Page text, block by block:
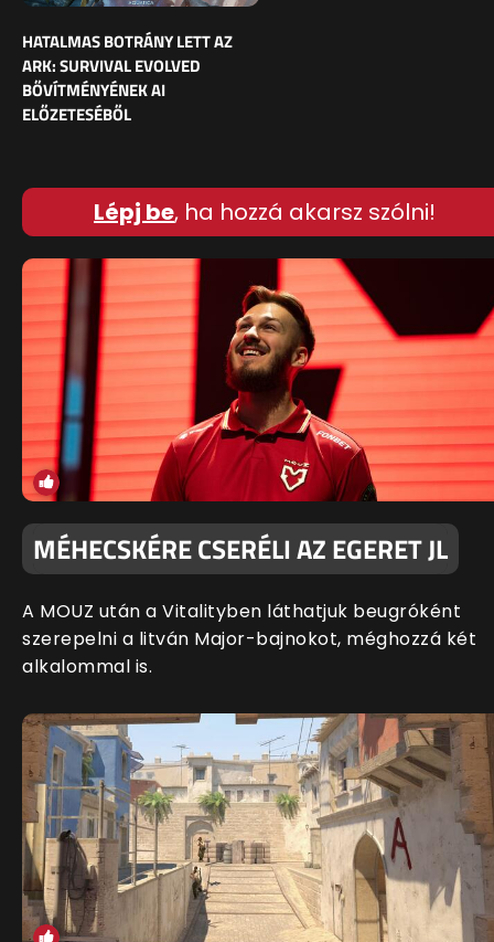
HATALMAS BOTRÁNY LETT AZ
ARK: SURVIVAL EVOLVED
BŐVÍTMÉNYÉNEK AI
ELŐZETESÉBŐL
Lépj be, ha hozzá akarsz szólni!
MÉHECSKÉRE CSERÉLI AZ EGERET JL
A MOUZ után a Vitalityben láthatjuk beugróként
szerepelni a litván Major-bajnokot, méghozzá két
alkalommal is.